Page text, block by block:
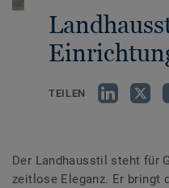
TEILEN
Der Landhausstil steht für
zeitlose Eleganz. Er bringt